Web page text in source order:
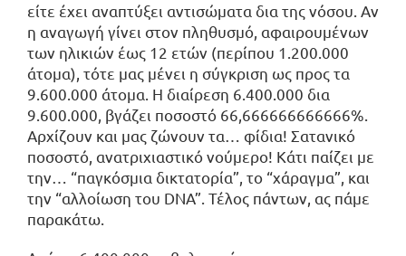
είτε έχει αναπτύξει αντισώματα δια της νόσου. Αν
η αναγωγή γίνει στον πληθυσμό, αφαιρουμένων
των ηλικιών έως 12 ετών (περίπου 1.200.000
άτομα), τότε μας μένει η σύγκριση ως προς τα
9.600.000 άτομα. Η διαίρεση 6.400.000 δια
9.600.000, βγάζει ποσοστό 66,666666666666%.
Αρχίζουν και μας ζώνουν τα… φίδια! Σατανικό
ποσοστό, ανατριχιαστικό νούμερο! Κάτι παίζει με
την… “παγκόσμια δικτατορία”, το “χάραγμα”, και
την “αλλοίωση του DNA”. Τέλος πάντων, ας πάμε
παρακάτω.